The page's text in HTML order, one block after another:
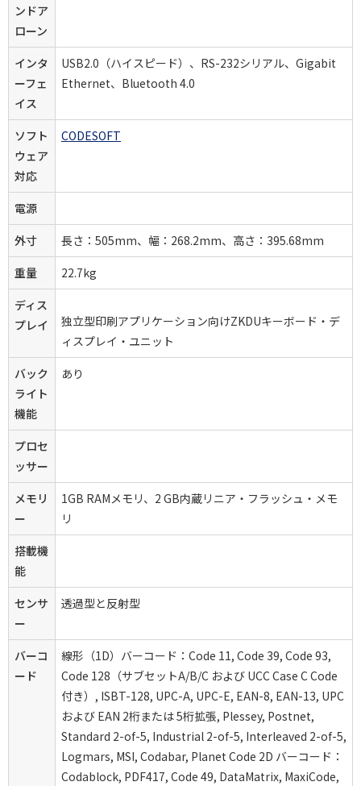
ンドア
ローン
インタ
ーフェ
イス
USB2.0（ハイスピード）、RS-232シリアル、Gigabit
Ethernet、Bluetooth 4.0
ソフト
ウェア
対応
CODESOFT
電源
外寸
長さ：505mm、幅：268.2mm、高さ：395.68mm
重量
22.7kg
ディス
プレイ
独立型印刷アプリケーション向けZKDUキーボード・デ
ィスプレイ・ユニット
バック
ライト
機能
あり
プロセ
ッサー
メモリ
ー
1GB RAMメモリ、2 GB内蔵リニア・フラッシュ・メモ
リ
搭載機
能
センサ
ー
透過型と反射型
バーコ
ード
線形（1D）バーコード：Code 11, Code 39, Code 93,
Code 128（サブセットA/B/C および UCC Case C Code
付き）, ISBT-128, UPC-A, UPC-E, EAN-8, EAN-13, UPC
および EAN 2桁または 5桁拡張, Plessey, Postnet,
Standard 2-of-5, Industrial 2-of-5, Interleaved 2-of-5,
Logmars, MSI, Codabar, Planet Code 2D バーコード：
Codablock, PDF417, Code 49, DataMatrix, MaxiCode,